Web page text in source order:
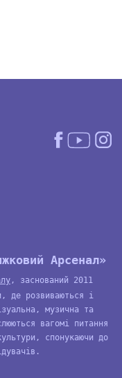
Арсенал»
, заснований 2011
де розвиваються і
музична та
вагомі питання
спонукаючи до